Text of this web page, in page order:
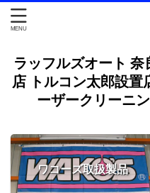
ラッフルズオート
店 トルコン太郎設置
ーザークリーニ
ワコーズ取扱製品